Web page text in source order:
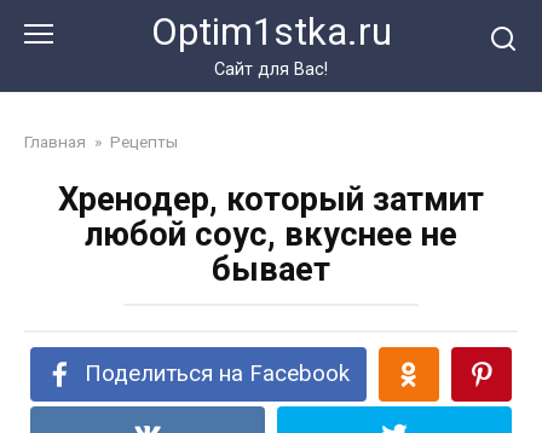
Optim1stka.ru
Сайт для Вас!
Главная » Рецепты
Хренодер, который затмит
любой соус, вкуснее не
бывает
Поделиться на Facebook